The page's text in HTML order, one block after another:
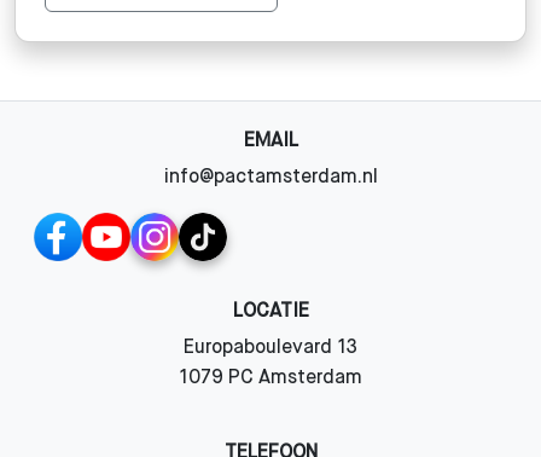
EMAIL
info@pactamsterdam.nl
LOCATIE
Europaboulevard 13
1079 PC Amsterdam